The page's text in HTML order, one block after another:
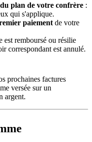
plan de votre confrère :
qui s'applique.
paiement de votre
est remboursé ou résilie
correspondant est annulé.
prochaines factures
versée sur un
argent.